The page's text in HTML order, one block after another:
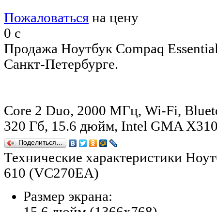
Пожаловаться на цену
0 c
Продажа Ноутбук Compaq
Санкт-Петербурге.
Core 2 Duo, 2000 МГц, Wi-Fi,
320 Гб, 15.6 дюйм, Intel GMA
Поделиться…
Технические характеристики
610 (VC270EA)
Размер экрана: